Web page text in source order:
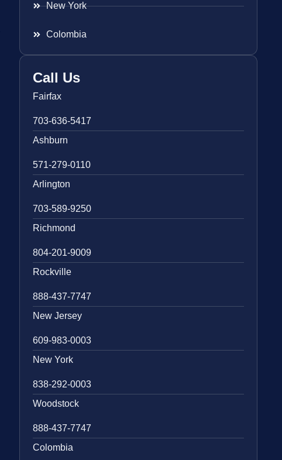
New York
Colombia
Call Us
Fairfax
703-636-5417
Ashburn
571-279-0110
Arlington
703-589-9250
Richmond
804-201-9009
Rockville
888-437-7747
New Jersey
609-983-0003
New York
838-292-0003
Woodstock
888-437-7747
Colombia